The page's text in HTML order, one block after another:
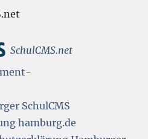
SchulCMS.net
SchulCMS
hamburg.de